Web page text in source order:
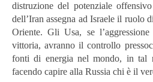
distruzione del potenziale
dell’Iran assegna ad Israele il ruolo
Oriente. Gli Usa, se
vittoria, avranno il controllo
fonti di energia nel mondo, in tal
facendo capire alla Russia chi è il